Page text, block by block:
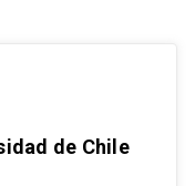
de Chile